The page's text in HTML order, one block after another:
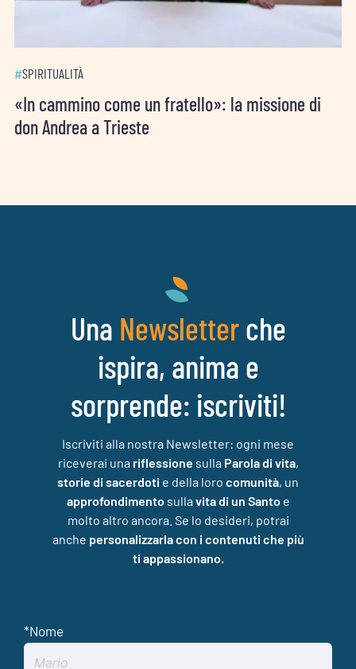
#SPIRITUALITÀ
«In cammino come un fratello»: la missione di
don Andrea a Trieste
Una Newsletterche
ispira, anima e
sorprende: iscriviti!
Iscriviti alla nostra Newsletter: ogni mese
riceverai una riflessione sulla Parola di vita,
storie di sacerdoti e della loro comunità, un
approfondimento sulla vita di un Santo e
molto altro ancora. Se lo desideri, potrai
anche personalizzarla con i contenuti che più
ti appassionano.